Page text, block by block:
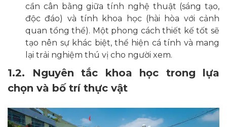
cần cân bằng giữa tính nghệ thuật (sáng tạo,
độc đáo) và tính khoa học (hài hòa với cảnh
quan tổng thể). Một phong cách thiết kế tốt sẽ
tạo nên sự khác biệt, thể hiện cá tính và mang
lại trải nghiệm thú vị cho người xem.
1.2. Nguyên tắc khoa học trong lựa
chọn và bố trí thực vật